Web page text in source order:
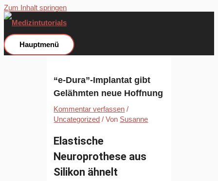
Zum Inhalt springen
Hauptmenü
“e-Dura”-Implantat gibt
Gelähmten neue Hoffnung
Kommentar verfassen /
Uncategorized / Von Susanne
Elastische
Neuroprothese aus
Silikon ähnelt